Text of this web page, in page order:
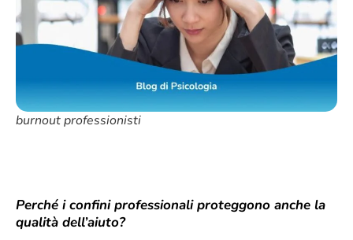
burnout professionisti
Perché i confini professionali proteggono anche la
qualità dell’aiuto?